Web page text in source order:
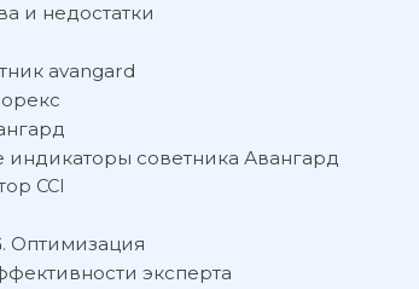
и недостатки
avangard
индикаторы советника Авангард
CCI
Оптимизация
эксперта